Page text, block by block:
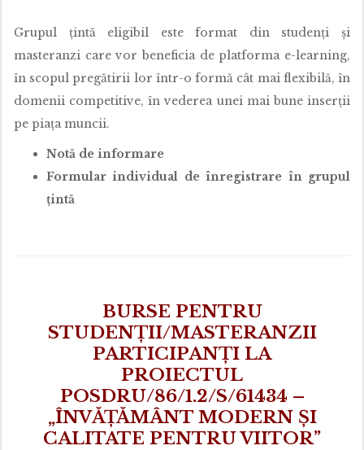
Grupul ţintă eligibil este format din studenţi şi
masteranzi care vor beneficia de platforma e-learning,
în scopul pregătirii lor într-o formă cât mai flexibilă, în
domenii competitive, în vederea unei mai bune inserţii
pe piaţa muncii.
Notă de informare
Formular individual de înregistrare în grupul
ţintă
BURSE PENTRU
STUDENȚII/MASTERANZII
PARTICIPANȚI LA
PROIECTUL
POSDRU/86/1.2/S/61434 –
„ÎNVĂȚĂMÂNT MODERN ȘI
CALITATE PENTRU VIITOR”